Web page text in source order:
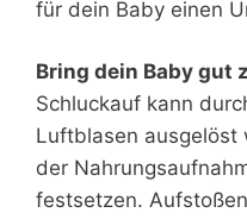
für dein Baby einen
Bring dein Baby gut
Schluckauf kann
Luftblasen ausgelöst
der
festsetzen.